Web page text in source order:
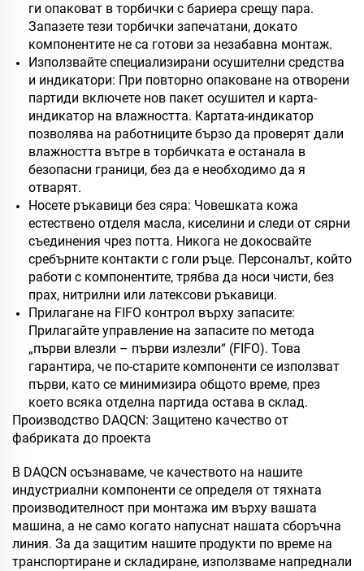
ги опаковат в торбички с бариера срещу пара.
Запазете тези торбички запечатани, докато
компонентите не са готови за незабавна монтаж.
Използвайте специализирани осушителни средства
и индикатори: При повторно опаковане на отворени
партиди включете нов пакет осушител и карта-
индикатор на влажността. Картата-индикатор
позволява на работниците бързо да проверят дали
влажността вътре в торбичката е останала в
безопасни граници, без да е необходимо да я
отварят.
Носете ръкавици без сяра: Човешката кожа
естествено отделя масла, киселини и следи от сярни
съединения чрез потта. Никога не докосвайте
сребърните контакти с голи ръце. Персоналът, който
работи с компонентите, трябва да носи чисти, без
прах, нитрилни или латексови ръкавици.
Прилагане на FIFO контрол върху запасите:
Прилагайте управление на запасите по метода
„първи влезли – първи излезли“ (FIFO). Това
гарантира, че по-старите компоненти се използват
първи, като се минимизира общото време, през
което всяка отделна партида остава в склад.
Производство DAQCN: Защитено качество от
фабриката до проекта
В DAQCN осъзнаваме, че качеството на нашите
индустриални компоненти се определя от тяхната
производителност при монтажа им върху вашата
машина, а не само когато напуснат нашата сборъчна
линия. За да защитим нашите продукти по време на
транспортиране и складиране, използваме напреднали